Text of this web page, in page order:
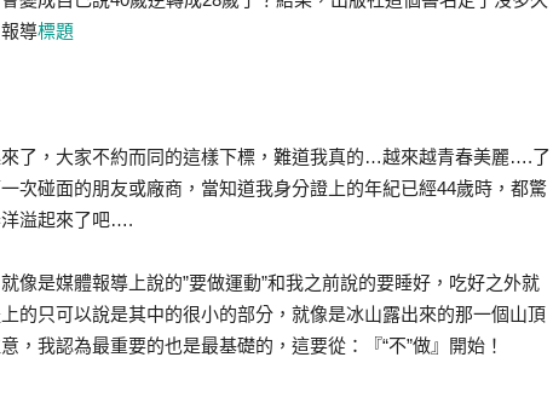
導標題
了，大家不約而同的這樣下標，難道我真的…越來越青春美麗….了
次碰面的朋友或廠商，當知道我身分證上的年紀已經44歲時，都驚
洋溢起來了吧….
像是媒體報導上說的”要做運動”和我之前說的要睡好，吃好之外就
的只可以說是其中的很小的部分，就像是冰山露出來的那一個山頂
，我認為最重要的也是最基礎的，這要從：『“不”做』開始！